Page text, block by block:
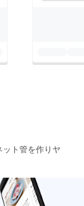
ト管を作りヤ